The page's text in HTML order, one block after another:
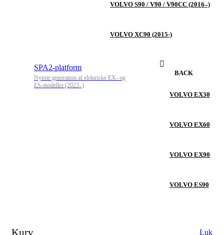
VOLVO S90 / V90 / V90CC (2016–)
VOLVO XC90 (2015-)
SPA2-platform
Nyeste generation af elektriske EX- og
ES-modeller (2023–)
BACK
VOLVO EX30
VOLVO EX60
VOLVO EX90
VOLVO ES90
Kurv Luk